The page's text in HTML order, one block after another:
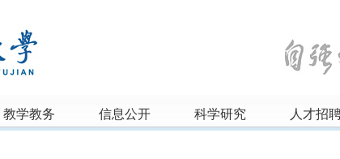
教学教务 信息公开 科学研究 人才招